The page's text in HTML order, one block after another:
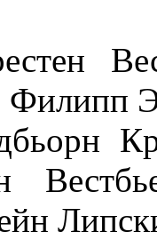
Филипп